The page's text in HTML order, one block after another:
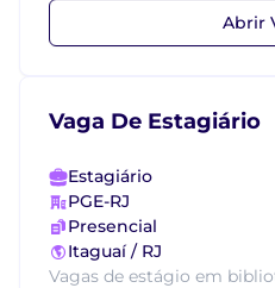
Abrir
Vaga De Estagiário
Estagiário
PGE-RJ
Presencial
Itaguaí / RJ
Vagas de estágio em